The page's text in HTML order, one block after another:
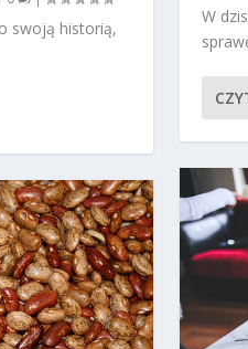
swoją historią,
W